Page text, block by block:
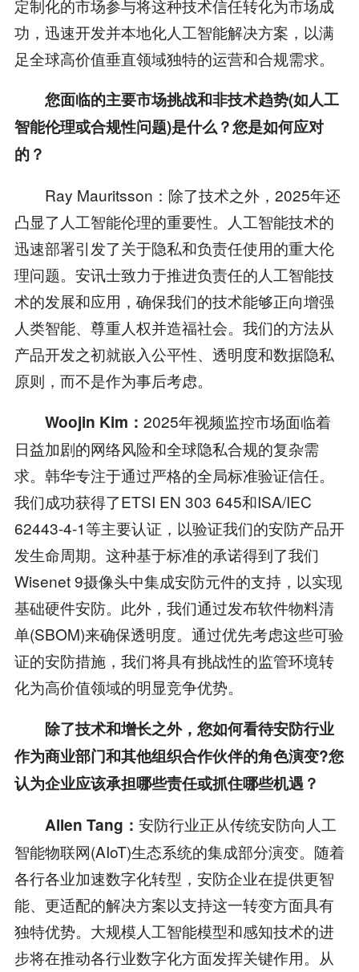
定制化的市场参与将这种技术信任转化为市场成
功，迅速开发并本地化人工智能解决方案，以满
足全球高价值垂直领域独特的运营和合规需求。
您面临的主要市场挑战和非技术趋势(如人工
智能伦理或合规性问题)是什么？您是如何应对
的？
Ray Mauritsson：除了技术之外，2025年还
凸显了人工智能伦理的重要性。人工智能技术的
迅速部署引发了关于隐私和负责任使用的重大伦
理问题。安讯士致力于推进负责任的人工智能技
术的发展和应用，确保我们的技术能够正向增强
人类智能、尊重人权并造福社会。我们的方法从
产品开发之初就嵌入公平性、透明度和数据隐私
原则，而不是作为事后考虑。
Woojin Kim： 2025年视频监控市场面临着
日益加剧的网络风险和全球隐私合规的复杂需
求。韩华专注于通过严格的全局标准验证信任。
我们成功获得了ETSI EN 303 645和ISA/IEC
62443-4-1等主要认证，以验证我们的安防产品开
发生命周期。这种基于标准的承诺得到了我们
Wisenet 9摄像头中集成安防元件的支持，以实现
基础硬件安防。此外，我们通过发布软件物料清
单(SBOM)来确保透明度。通过优先考虑这些可验
证的安防措施，我们将具有挑战性的监管环境转
化为高价值领域的明显竞争优势。
除了技术和增长之外，您如何看待安防行业
作为商业部门和其他组织合作伙伴的角色演变?您
认为企业应该承担哪些责任或抓住哪些机遇？
Allen Tang： 安防行业正从传统安防向人工
智能物联网(AIoT)生态系统的集成部分演变。随着
各行各业加速数字化转型，安防企业在提供更智
能、更适配的解决方案以支持这一转变方面具有
独特优势。大规模人工智能模型和感知技术的进
步将在推动各行业数字化方面发挥关键作用。从